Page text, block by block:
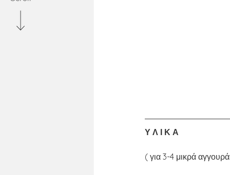
Υ Λ Ι Κ Α
( για 3-4 μικρά